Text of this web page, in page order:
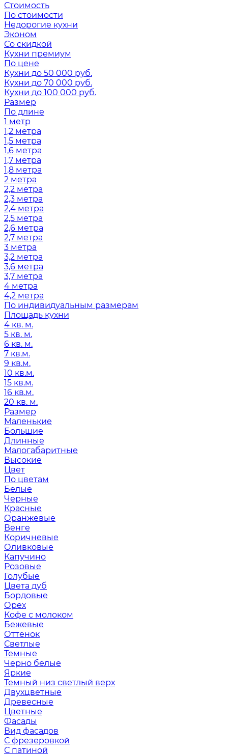
Стоимость
По стоимости
Недорогие кухни
Эконом
Со скидкой
Кухни премиум
По цене
Кухни до 50 000 руб.
Кухни до 70 000 руб.
Кухни до 100 000 руб.
Размер
По длине
1 метр
1,2 метра
1,5 метра
1,6 метра
1,7 метра
1,8 метра
2 метра
2,2 метра
2,3 метра
2,4 метра
2,5 метра
2,6 метра
2,7 метра
3 метра
3,2 метра
3,6 метра
3,7 метра
4 метра
4,2 метра
По индивидуальным размерам
Площадь кухни
4 кв. м.
5 кв. м.
6 кв. м.
7 кв.м.
9 кв.м.
10 кв.м.
15 кв.м.
16 кв.м.
20 кв. м.
Размер
Маленькие
Большие
Длинные
Малогабаритные
Высокие
Цвет
По цветам
Белые
Черные
Красные
Оранжевые
Венге
Коричневые
Оливковые
Капучино
Розовые
Голубые
Цвета дуб
Бордовые
Орех
Кофе с молоком
Бежевые
Оттенок
Светлые
Темные
Черно белые
Яркие
Темный низ светлый верх
Двухцветные
Древесные
Цветные
Фасады
Вид фасадов
С фрезеровкой
С патиной